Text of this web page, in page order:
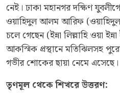
নেই। ঢাকা মহানগর দক্ষিণ
ওয়াহিদুল আলম আরিফ
চলে গেছেন (ইন্না লিল্লাহি ওয়া
আকস্মিক প্রস্থানে মতিঝিলসহ
গভীর শোকের ছায়া নেমে এসেছে।
তৃণমূল থেকে শিখরে উত্তরণ: